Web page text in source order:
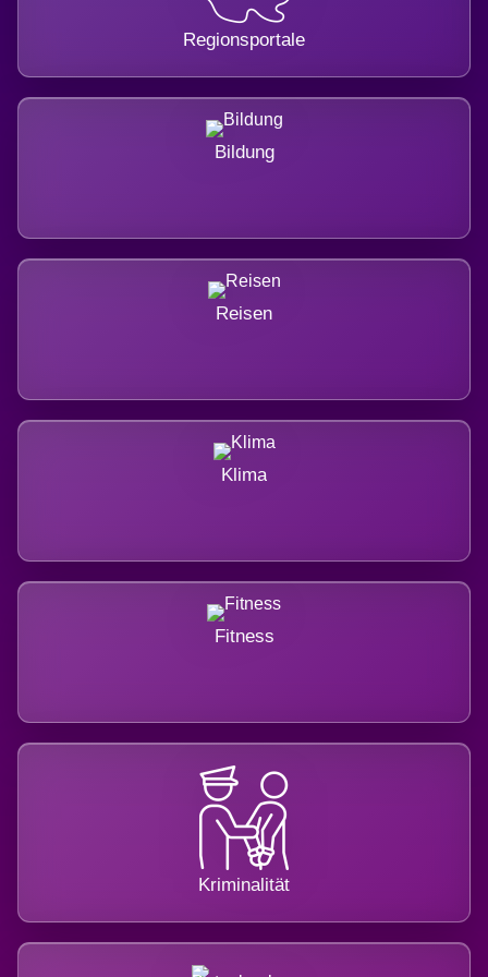
Regionsportale
Bildung
Reisen
Klima
Fitness
Kriminalität